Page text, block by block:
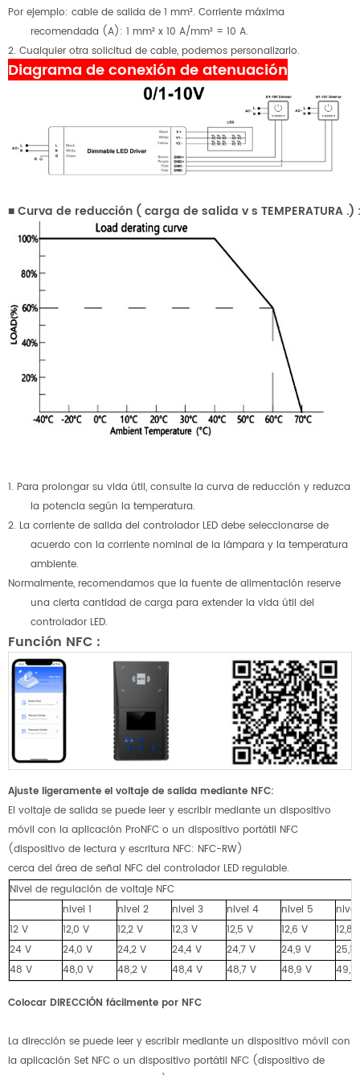
Por ejemplo: cable de salida de 1 mm². Corriente máxima
recomendada (A): 1 mm² x 10 A/mm² = 10 A.
2. Cualquier otra solicitud de cable, podemos personalizarlo.
Diagrama de conexión de atenuación
■Curva de reducción ( carga de salida vs TEMPERATURA.) :
1. Para prolongar su vida útil, consulte la curva de reducción y reduzca
la potencia según la temperatura.
2. La corriente de salida del controlador LED debe seleccionarse de
acuerdo con la corriente nominal de la lámpara y la temperatura
ambiente.
Normalmente, recomendamos que la fuente de alimentación reserve
una cierta cantidad de carga para extender la vida útil del
controlador LED.
Función NFC :
Ajuste ligeramente el voltaje de salida mediante NFC:
El voltaje de salida se puede leer y escribir mediante un dispositivo
móvil con la aplicación ProNFC o un dispositivo portátil NFC
(dispositivo de lectura y escritura NFC: NFC-RW)
cerca del área de señal NFC del controlador LED regulable.
Nivel de regulación de voltaje NFC
nivel 1
nivel 2 nivel 3 nivel 4 nivel 5
12 V
12,0 V 12,2 V 12,3 V 12,5 V 12,6 V
12,8
24 V
24,0 V 24,2 V 24,4 V 24,7 V 24,9 V
25,1
48 V
48,0 V 48,2 V 48,4 V 48,7 V 48,9 V 49,1
Colocar DIRECCIÓN fácilmente por NFC
La dirección se puede leer y escribir mediante un dispositivo móvil con
la aplicación Set NFC o un dispositivo portátil NFC (dispositivo de